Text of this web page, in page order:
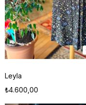
Leyla
₺4.600,00